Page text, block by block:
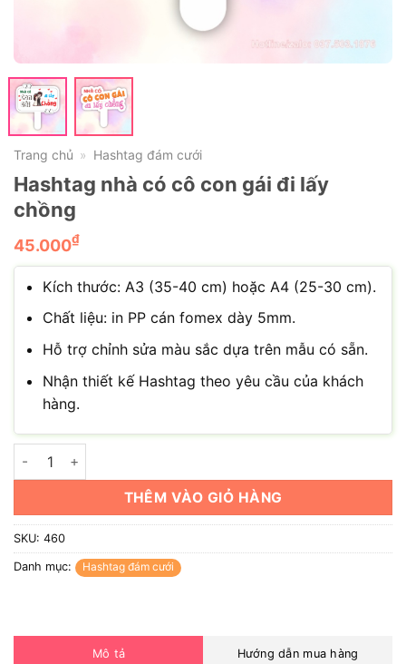
Trang chủ » Hashtag đám cưới
Hashtag nhà có cô con gái đi lấy
chồng
45.000₫
Kích thước: A3 (35-40 cm) hoặc A4 (25-30 cm).
Chất liệu: in PP cán fomex dày 5mm.
Hỗ trợ chỉnh sửa màu sắc dựa trên mẫu có sẵn.
Nhận thiết kế Hashtag theo yêu cầu của khách
hàng.
Hashtag nhà có cô con gái đi lấy chồng số lượng
THÊM VÀO GIỎ HÀNG
SKU: 460
Danh mục: Hashtag đám cưới
Mô tả Hướng dẫn mua hàng